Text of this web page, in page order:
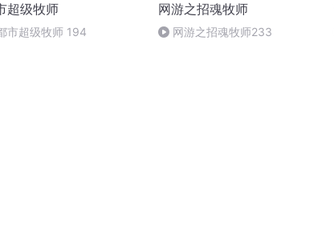
超级牧师
市超级牧师 194
网游之招魂牧师
网游之招魂牧师233